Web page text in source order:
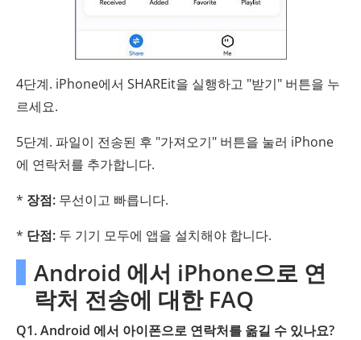
4단계. iPhone에서 SHAREit을 실행하고 "받기" 버튼을 누
르세요.
5단계. 파일이 전송된 후 "가져오기" 버튼을 눌러 iPhone
에 연락처를 추가합니다.
* 장점: 무선이고 빠릅니다.
* 단점: 두 기기 모두에 앱을 설치해야 합니다.
Android 에서 iPhone으로 연
락처 전송에 대한 FAQ
Q1. Android 에서 아이폰으로 연락처를 옮길 수 있나요?